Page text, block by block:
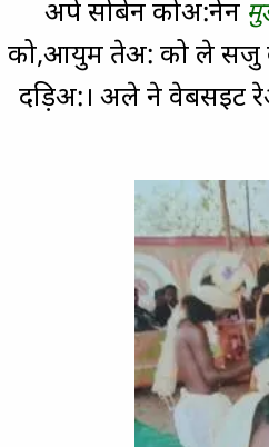
अपे सोबेन कोअ:नेन
को,आयुम तेअ: को ले सजु
दड़िअ:। अले ने वेबसइट